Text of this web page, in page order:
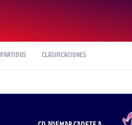
PARTIDOS CLASIFICACIONES